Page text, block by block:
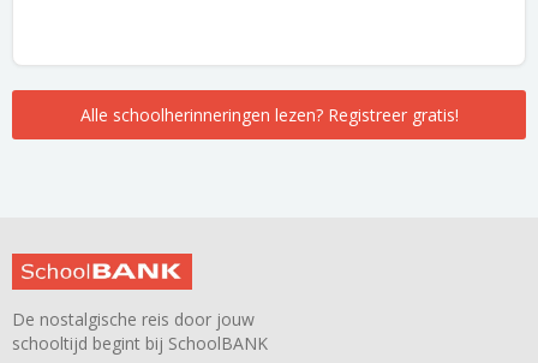
Alle schoolherinneringen lezen? Registreer gratis!
De nostalgische reis door jouw
schooltijd begint bij SchoolBANK